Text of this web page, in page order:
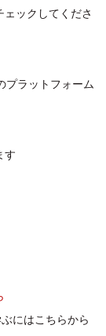
ックしてくださ
プラットフォーム
す
にはこちらから